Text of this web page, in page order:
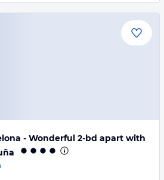
- Wonderful 2-bd apart with